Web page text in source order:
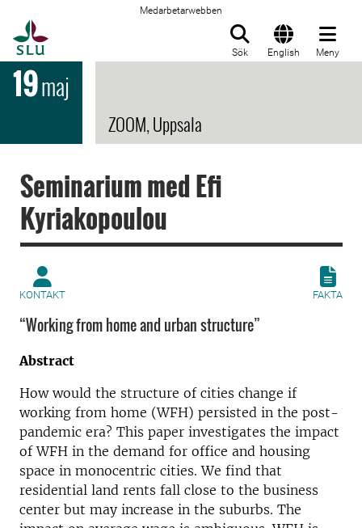
Medarbetarwebben
Sök English Meny
19maj
ZOOM, Uppsala
Seminarium med Efi
Kyriakopoulou
KONTAKT FAKTA
“Working from home and urban structure”
Abstract
How would the structure of cities change if
working from home (WFH) persisted in the post-
pandemic era? This paper investigates the impact
of WFH in the demand for office and housing
space in monocentric cities. We find that
residential land rents fall close to the business
center but may increase in the suburbs. The